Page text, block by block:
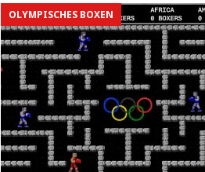
OLYMPISCHES BOXEN